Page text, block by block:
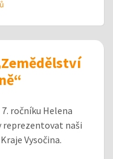
7. ročníku Helena
reprezentovat naši
Vysočina.